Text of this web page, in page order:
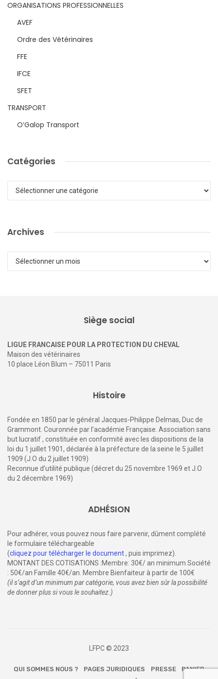
ORGANISATIONS PROFESSIONNELLES
AVEF
Ordre des Vétérinaires
FFE
IFCE
SFET
TRANSPORT
O’Galop Transport
Catégories
Catégories
Archives
Archives
Siège social
LIGUE FRANCAISE POUR LA PROTECTION DU CHEVAL
Maison des vétérinaires
10 place Léon Blum – 75011 Paris
Histoire
Fondée en 1850 par le général Jacques-Philippe Delmas, Duc de
Grammont. Couronnée par l’académie Française. Association sans
but lucratif , constituée en conformité avec les dispositions de la
loi du 1 juillet 1901, déclarée à la préfecture de la seine le 5 juillet
1909 (J.O du 2 juillet 1909)
Reconnue d’utilité publique (décret du 25 novembre 1969 et J.O
du 2 décembre 1969)
ADHÉSION
Pour adhérer, vous pouvez nous faire parvenir, dûment complété
le formulaire téléchargeable
(cliquez pour télécharger le document, puis imprimez).
MONTANT DES COTISATIONS :Membre: 30€/ an minimum Société
: 50€/an Famille 40€/an. Membre Bienfaiteur à partir de 100€
(il s’agit d’un minimum par catégorie, vous avez bien sûr la possibilité
de donner plus si vous le souhaitez.)
LFPC © 2023
QUI SOMMES NOUS ? PAGES JURIDIQUES PRESSE
PANIER